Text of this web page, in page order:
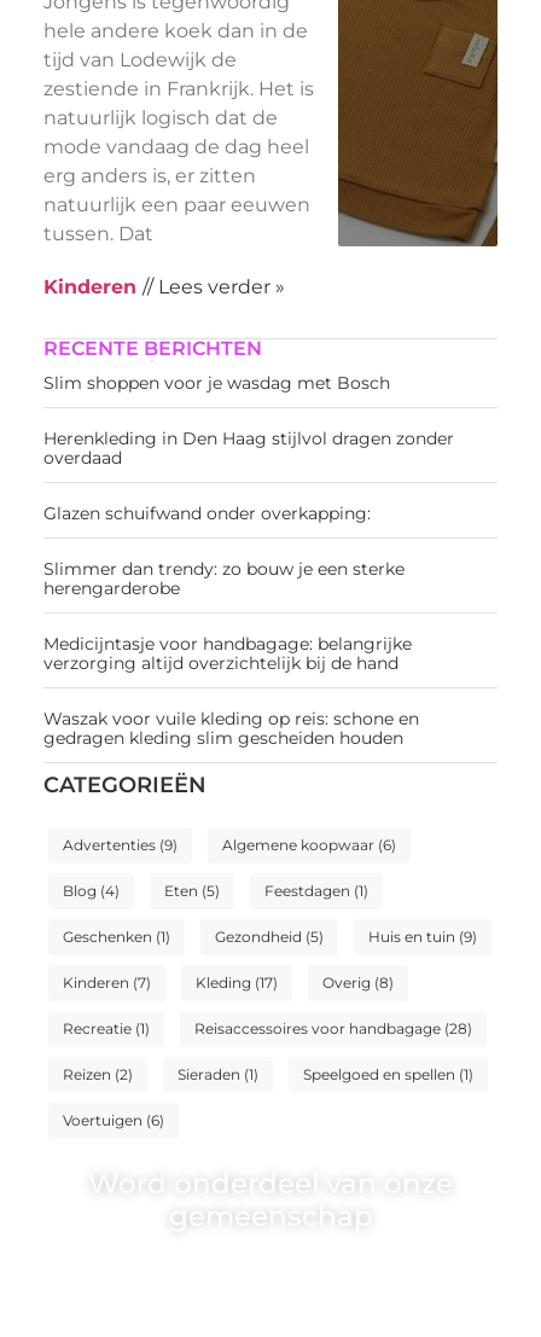
RECENTE BERICHTEN
Slim shoppen voor je wasdag met Bosch
Herenkleding in Den Haag stijlvol dragen zonder
overdaad
Glazen schuifwand onder overkapping:
Slimmer dan trendy: zo bouw je een sterke
herengarderobe
Medicijntasje voor handbagage: belangrijke
verzorging altijd overzichtelijk bij de hand
Waszak voor vuile kleding op reis: schone en
gedragen kleding slim gescheiden houden
CATEGORIEËN
Advertenties(9) Algemene koopwaar(6)
Blog (4) Eten (5) Feestdagen (1)
Geschenken (1) Gezondheid (5) Huis en tuin (9)
Kinderen (7) Kleding (17) Overig (8)
Recreatie(1) Reisaccessoires voor handbagage(28)
Reizen (2) Sieraden (1) Speelgoed en spellen (1)
Voertuigen (6)
Word onderdeel van onze
gemeenschap
hele andere koek dan in de
tijd van Lodewijk de
zestiende in Frankrijk. Het is
natuurlijk logisch dat de
mode vandaag de dag heel
erg anders is, er zitten
natuurlijk een paar eeuwen
tussen. Dat
Kinderen // Lees verder »